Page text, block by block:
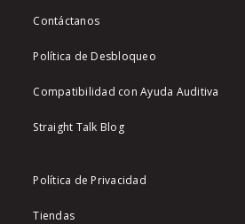
Contáctanos
Política de Desbloqueo
Compatibilidad con Ayuda Auditiva
Straight Talk Blog
Política de Privacidad
Tiendas